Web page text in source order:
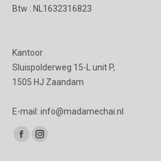
Btw : NL1632316823
Kantoor
Sluispolderweg 15-L unit P,
1505 HJ Zaandam
E-mail: info@madamechai.nl
Vind ons op:
FacebookInstagram